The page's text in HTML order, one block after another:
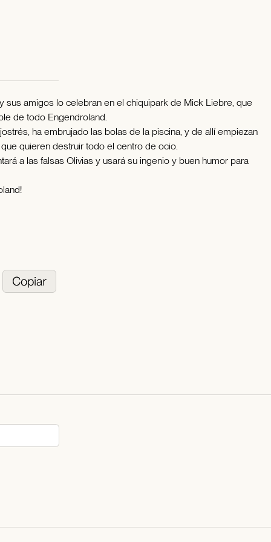
sus amigos lo celebran en el chiquipark de Mick Liebre, que
de todo Engendroland.
ha embrujado las bolas de la piscina, y de allí empiezan
quieren destruir todo el centro de ocio.
a las falsas Olivias y usará su ingenio y buen humor para